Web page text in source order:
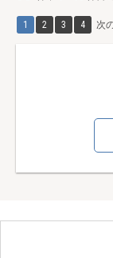
1 2 3 4 次